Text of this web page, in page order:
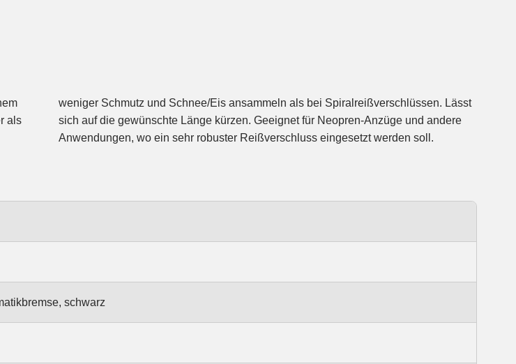
als
Anwendungen, wo ein sehr robuster Reißverschluss eingesetzt werden soll.
schwarz